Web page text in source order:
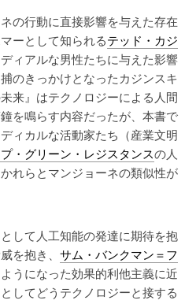
の行動に直接影響を与えた存在
ーとして知られるテッド・カジ
ィアルな男性たちに与えた影響
のきっかけとなったカジンスキ
来』はテクノロジーによる人間
を鳴らす内容だったが、本書で
ィカルな活動家たち（産業文明
・グリーン・レジスタンスの人
れらとマンジョーネの類似性が
して人工知能の発達に期待を抱
を抱き、 サム・バンクマン＝フ
うになった効果的利他主義に近
してどうテクノロジーと接する